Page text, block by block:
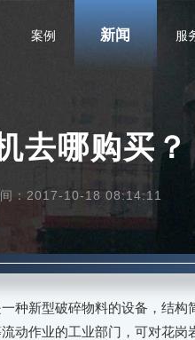
案例 新闻 服
去哪购买？
：2017-10-18 08:14:11
种新型破碎物料的设备，结构
动作业的工业部门，可对花岗